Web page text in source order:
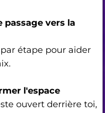
vers la
étape pour aider
l'espace
ouvert derrière toi,